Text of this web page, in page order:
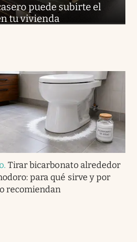
puede subirte el
tu vivienda
.Tirar bicarbonato alrededor
para qué sirve y por
recomiendan